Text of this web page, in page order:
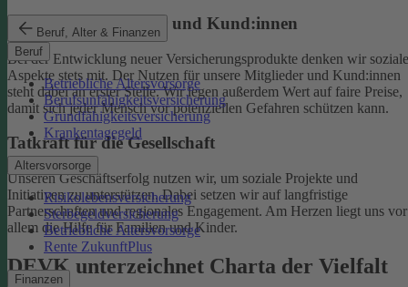
Beruf, Alter & Finanzen
Beruf
Betriebliche Altersvorsorge
Berufsunfähigkeitsversicherung
Grundfähigkeitsversicherung
Krankentagegeld
Altersvorsorge
Risikolebensversicherung
Sterbegeldversicherung
Betriebliche Altersvorsorge
Rente ZukunftPlus
Finanzen
Begeisterte Mitglieder und Kund:innen
Bei der Entwicklung neuer Versicherungsprodukte denken wir soziale
Aspekte stets mit. Der Nutzen für unsere Mitglieder und Kund:innen
steht dabei an erster Stelle.Wir legen außerdem Wert auf faire Preise,
damit sich jeder Mensch vor potenziellen Gefahren schützen kann.
Tatkraft für die Gesellschaft
Unseren Geschäftserfolg nutzen wir, um soziale Projekte und
Initiativen zu unterstützen. Dabei setzen wir auf langfristige
Partnerschaften und regionales Engagement. Am Herzen liegt uns vor
allem die Hilfe für Familien und Kinder.
DEVK unterzeichnet Charta der Vielfalt